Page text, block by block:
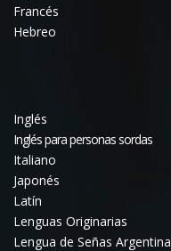
Francés
Hebreo
Inglés
Inglés para personas sordas
Italiano
Japonés
Latín
Lenguas Originarias
Lengua de Señas Argentina